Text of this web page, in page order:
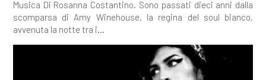
Musica Di Rosanna Costantino. Sono passati dieci anni dalla
scomparsa di Amy Winehouse, la regina del soul bianco,
avvenuta la notte tra i...